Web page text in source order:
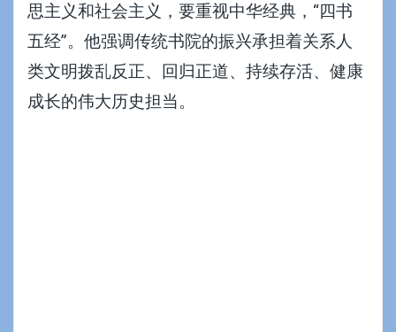
思主义和社会主义，要重视中华经典，“四书
五经”。他强调传统书院的振兴承担着关系人
类文明拨乱反正、回归正道、持续存活、健康
成长的伟大历史担当。